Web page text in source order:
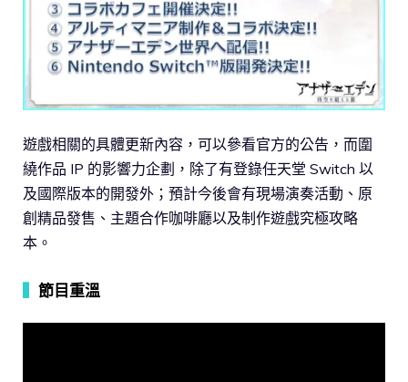
遊戲相關的具體更新內容，可以參看官方的公告，而圍
繞作品 IP 的影響力企劃，除了有登錄任天堂 Switch 以
及國際版本的開發外；預計今後會有現場演奏活動、原
創精品發售、主題合作咖啡廳以及制作遊戲究極攻略
本。
節目重溫